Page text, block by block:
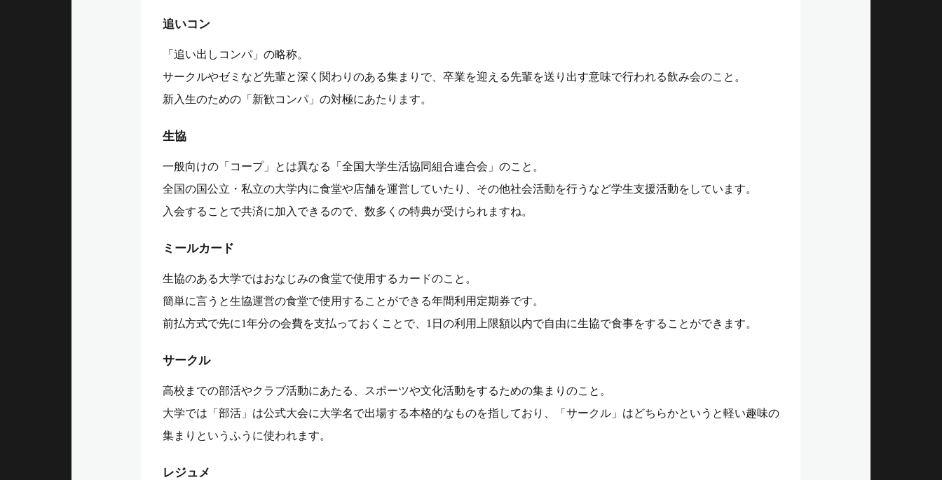
追いコン
「追い出しコンパ」の略称。
サークルやゼミなど先輩と深く関わりのある集まりで、卒業を迎える先輩を送り出す意味で行われる飲み会のこと。
新入生のための「新歓コンパ」の対極にあたります。
生協
一般向けの「コープ」とは異なる「全国大学生活協同組合連合会」のこと。
全国の国公立・私立の大学内に食堂や店舗を運営していたり、その他社会活動を行うなど学生支援活動をしています。
入会することで共済に加入できるので、数多くの特典が受けられますね。
ミールカード
生協のある大学ではおなじみの食堂で使用するカードのこと。
簡単に言うと生協運営の食堂で使用することができる年間利用定期券です。
前払方式で先に1年分の会費を支払っておくことで、1日の利用上限額以内で自由に生協で食事をすることができます。
サークル
高校までの部活やクラブ活動にあたる、スポーツや文化活動をするための集まりのこと。
大学では「部活」は公式大会に大学名で出場する本格的なものを指しており、「サークル」はどちらかというと軽い趣味の
集まりというふうに使われます。
レジュメ